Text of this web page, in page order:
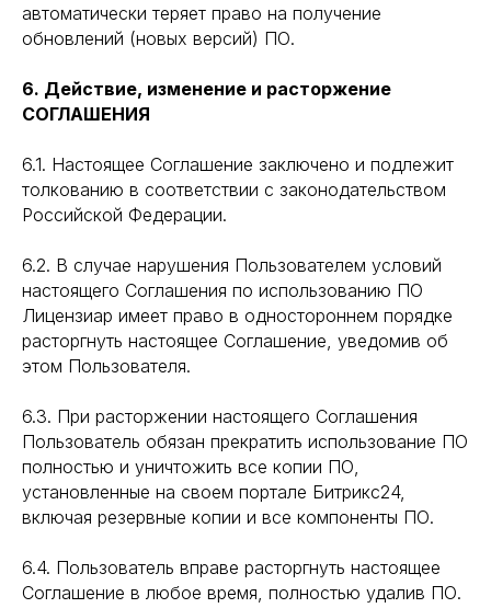
автоматически теряет право на получение
обновлений (новых версий) ПО.
6. Действие, изменение и расторжение
СОГЛАШЕНИЯ
6.1. Настоящее Соглашение заключено и подлежит
толкованию в соответствии с законодательством
Российской Федерации.
6.2. В случае нарушения Пользователем условий
настоящего Соглашения по использованию ПО
Лицензиар имеет право в одностороннем порядке
расторгнуть настоящее Соглашение, уведомив об
этом Пользователя.
6.3. При расторжении настоящего Соглашения
Пользователь обязан прекратить использование ПО
полностью и уничтожить все копии ПО,
установленные на своем портале Битрикс24,
включая резервные копии и все компоненты ПО.
6.4. Пользователь вправе расторгнуть настоящее
Соглашение в любое время, полностью удалив ПО.